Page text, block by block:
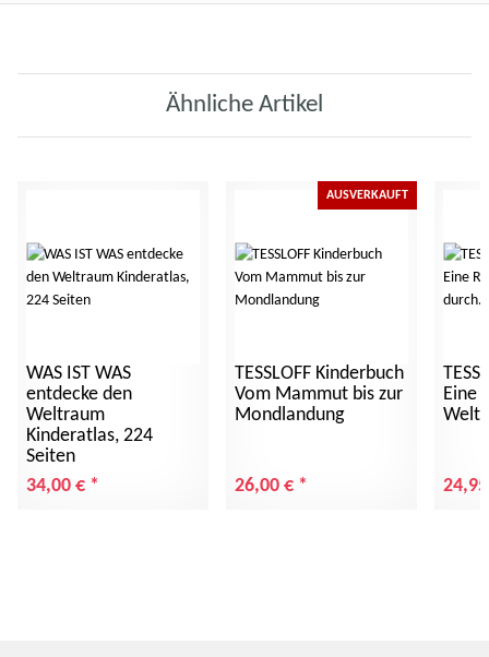
Ähnliche Artikel
WAS IST WAS
entdecke den
Weltraum
Kinderatlas, 224
Seiten
34,00 € *
AUSVERKAUFT
TESSLOFF Kinderbuch
Vom Mammut bis zur
Mondlandung
26,00 € *
Eine
Welt